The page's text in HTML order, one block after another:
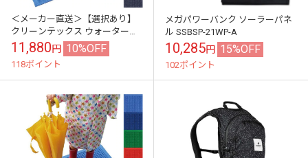
＜メーカー直送＞【選択あり】
クリーンテックス ウォーターホ
ースT 吸水 速乾 マット / Lサ
イズ 88×116cm
11,880円 10%OFF
118ポイント
メガパワーバンク ソーラーパネ
ル SSBSP-21WP-A
10,285円 15%OFF
102ポイント